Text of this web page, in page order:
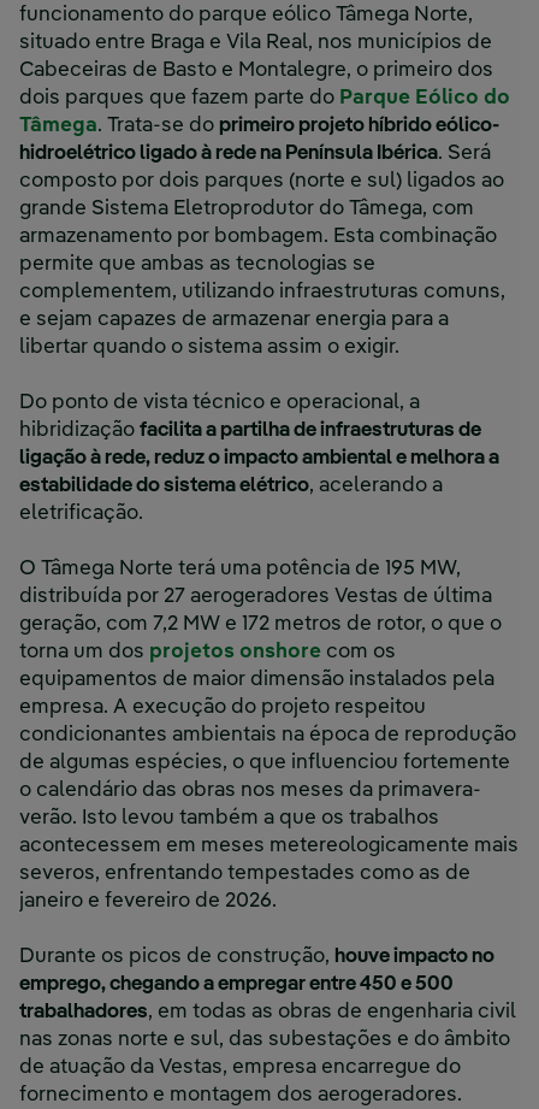
funcionamento do parque eólico Tâmega Norte,
situado entre Braga e Vila Real, nos municípios de
Cabeceiras de Basto e Montalegre, o primeiro dos
dois parques que fazem parte do Parque Eólico do
Tâmega. Trata-se do primeiro projeto híbrido eólico-
hidroelétrico ligado à rede na Península Ibérica. Será
composto por dois parques (norte e sul) ligados ao
grande Sistema Eletroprodutor do Tâmega, com
armazenamento por bombagem. Esta combinação
permite que ambas as tecnologias se
complementem, utilizando infraestruturas comuns,
e sejam capazes de armazenar energia para a
libertar quando o sistema assim o exigir.
Do ponto de vista técnico e operacional, a
hibridização facilita a partilha de infraestruturas de
ligação à rede, reduz o impacto ambiental e melhora a
estabilidade do sistema elétrico, acelerando a
eletrificação.
O Tâmega Norte terá uma potência de 195 MW,
distribuída por 27 aerogeradores Vestas de última
geração, com 7,2 MW e 172 metros de rotor, o que o
torna um dos projetos onshore com os
equipamentos de maior dimensão instalados pela
empresa. A execução do projeto respeitou
condicionantes ambientais na época de reprodução
de algumas espécies, o que influenciou fortemente
o calendário das obras nos meses da primavera-
verão. Isto levou também a que os trabalhos
acontecessem em meses metereologicamente mais
severos, enfrentando tempestades como as de
janeiro e fevereiro de 2026.
Durante os picos de construção, houve impacto no
emprego, chegando a empregar entre 450 e 500
trabalhadores, em todas as obras de engenharia civil
nas zonas norte e sul, das subestações e do âmbito
de atuação da Vestas, empresa encarregue do
fornecimento e montagem dos aerogeradores.